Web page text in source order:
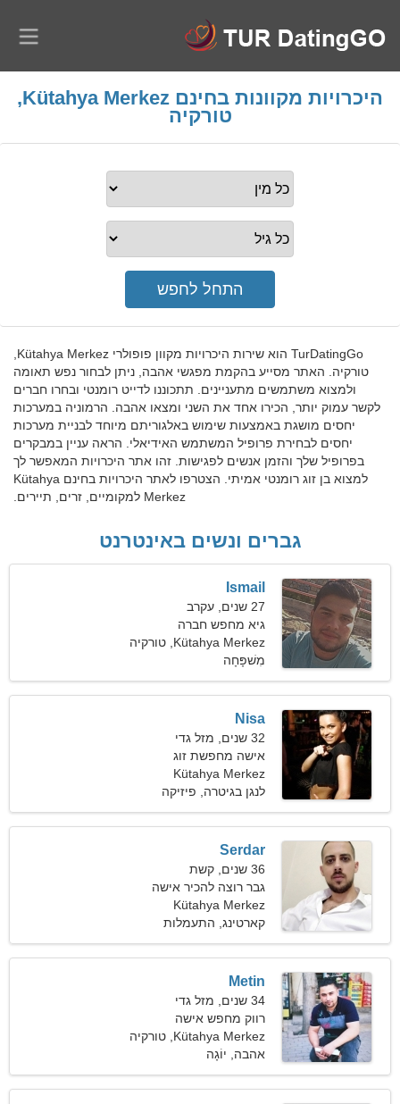
היכרויות מקוונות בחינם Kütahya Merkez,
טורקיה
טורקיה. האתר מסייע בהקמת מפגשי אהבה, ניתן לבחור נפש תאומה
ולמצוא משתמשים מתעניינים. תתכוננו לדייט רומנטי ובחרו חברים
לקשר עמוק יותר, הכירו אחד את השני ומצאו אהבה. הרמוניה במערכות
יחסים מושגת באמצעות שימוש באלגוריתם מיוחד לבניית מערכות
יחסים לבחירת פרופיל המשתמש האידיאלי. הראה עניין במבקרים
בפרופיל שלך והזמן אנשים לפגישות. זהו אתר היכרויות המאפשר לך
למצוא בן זוג רומנטי אמיתי. הצטרפו לאתר היכרויות בחינם Kütahya
Merkez למקומיים, זרים, תיירים.
גברים ונשים באינטרנט
Ismail
27 שנים, עקרב
גיא מחפש חברה
Kütahya Merkez, טורקיה
מִשׁפָּחָה
Nisa
32 שנים, מזל גדי
אישה מחפשת זוג
Kütahya Merkez
לנגן בגיטרה, פיזיקה
Serdar
36 שנים, קשת
גבר רוצה להכיר אישה
Kütahya Merkez
קארטינג, התעמלות
Metin
34 שנים, מזל גדי
רווק מחפש אישה
Kütahya Merkez, טורקיה
אהבה, יוֹגָה